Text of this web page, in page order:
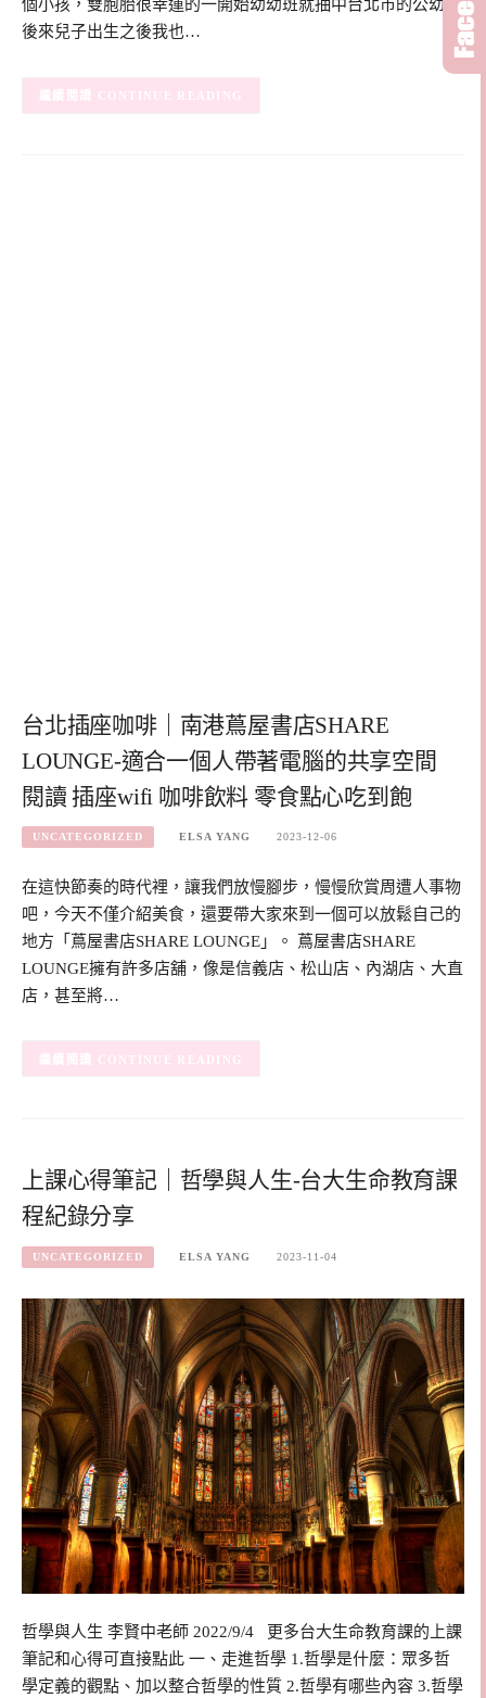
個小孩，雙胞胎很幸運的一開始幼幼班就抽中台北市的公幼，
後來兒子出生之後我也…
CONTINUE READING
台北插座咖啡｜南港蔦屋書店SHARE
LOUNGE-適合一個人帶著電腦的共享空間
閱讀 插座wifi 咖啡飲料 零食點心吃到飽
UNCATEGORIZED ELSA YANG 2023-12-06
在這快節奏的時代裡，讓我們放慢腳步，慢慢欣賞周遭人事物
吧，今天不僅介紹美食，還要帶大家來到一個可以放鬆自己的
地方「蔦屋書店SHARE LOUNGE」。 蔦屋書店SHARE
LOUNGE擁有許多店舖，像是信義店、松山店、內湖店、大直
店，甚至將…
CONTINUE READING
上課心得筆記｜哲學與人生-台大生命教育課
程紀錄分享
UNCATEGORIZED ELSA YANG 2023-11-04
哲學與人生 李賢中老師 2022/9/4 更多台大生命教育課的上課
筆記和心得可直接點此 一、走進哲學 1.哲學是什麼：眾多哲
學定義的觀點、加以整合哲學的性質 2.哲學有哪些內容 3.哲學